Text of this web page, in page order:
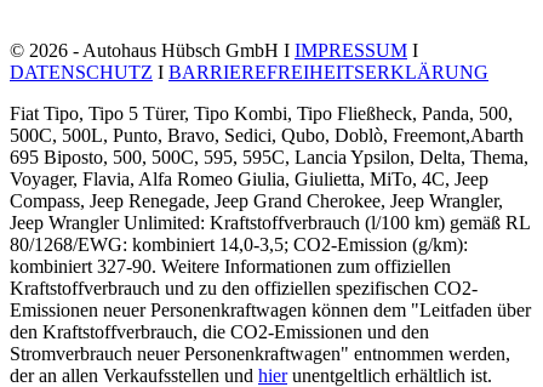
© 2026 - Autohaus Hübsch GmbH I IMPRESSUM I
DATENSCHUTZ I BARRIEREFREIHEITSERKLÄRUNG
Fiat Tipo, Tipo 5 Türer, Tipo Kombi, Tipo Fließheck, Panda, 500,
500C, 500L, Punto, Bravo, Sedici, Qubo, Doblò, Freemont,Abarth
695 Biposto, 500, 500C, 595, 595C, Lancia Ypsilon, Delta, Thema,
Voyager, Flavia, Alfa Romeo Giulia, Giulietta, MiTo, 4C, Jeep
Compass, Jeep Renegade, Jeep Grand Cherokee, Jeep Wrangler,
Jeep Wrangler Unlimited: Kraftstoffverbrauch (l/100 km) gemäß RL
80/1268/EWG: kombiniert 14,0-3,5; CO2-Emission (g/km):
kombiniert 327-90. Weitere Informationen zum offiziellen
Kraftstoffverbrauch und zu den offiziellen spezifischen CO2-
Emissionen neuer Personenkraftwagen können dem "Leitfaden über
den Kraftstoffverbrauch, die CO2-Emissionen und den
Stromverbrauch neuer Personenkraftwagen" entnommen werden,
der an allen Verkaufsstellen und hierunentgeltlich erhältlich ist.